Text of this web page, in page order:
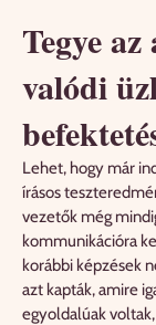
Tegye
valódi
Lehet, hogy már
írásos
vezetők még
kommunikációra
korábbi képzések
azt kapták, amire
egyoldalúak